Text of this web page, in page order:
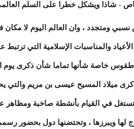
- شاذا ويشكل خطرا على السلم
نسبي ومتجدد ، وان العالم اليوم لا
والمناسبات الإسلامية التي ترتبط
طقوس خاصة شأنها تماما شأن ذكرى يوم
والتي تستغل في القيام بأنشطة صاخبة
لها ويبرزها ، وتحتضنها دول بحضور